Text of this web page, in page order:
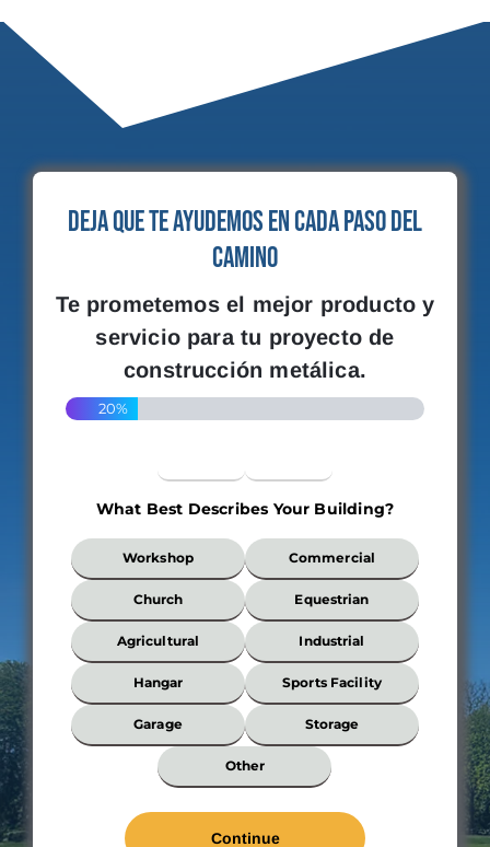
Deja que te ayudemos en cada paso del
camino
Te prometemos el mejor producto y
servicio para tu proyecto de
construcción metálica.
20%
What Best Describes Your Building?
What
Best
Describes
Your
Building?
Workshop Commercial
Church Equestrian
Agricultural Industrial
Hangar Sports Facility
Garage Storage
Other